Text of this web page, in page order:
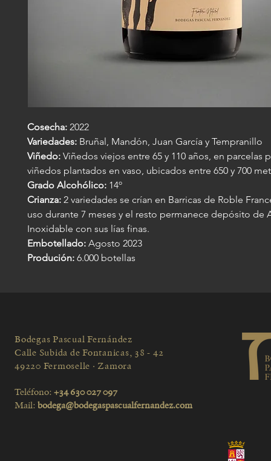
Cosecha: 2022
Variedades: Bruñal, Mandón, Juan García y Tempranillo
Viñedo: Viñedos viejos entre 65 y 110 años, en parcelas
viñedos plantados en vaso, ubicados entre 650 y 700
Grado Alcohólico: 14º
Crianza: 2 variedades se crían en Barricas de Roble
uso durante 7 meses y el resto permanece depósito de
Inoxidable con sus lías finas.
Embotellado: Agosto 2023
Produción: 6.000 botellas
Bodegas Pascual Fernández
Calle Subida de Fontanicas, 38 - 42
49220 Fermoselle · Zamora
Teléfono: +34 630 027 097
Mail: bodega@bodegaspascualfernandez.com